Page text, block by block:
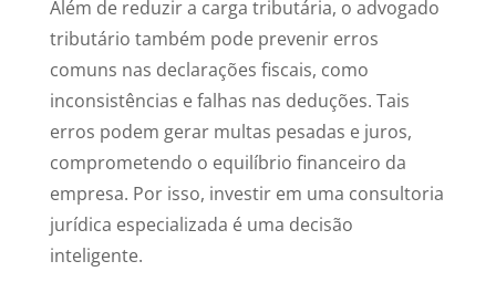
Além de reduzir a carga tributária, o advogado
tributário também pode prevenir erros
comuns nas declarações fiscais, como
inconsistências e falhas nas deduções. Tais
erros podem gerar multas pesadas e juros,
comprometendo o equilíbrio financeiro da
empresa. Por isso, investir em uma consultoria
jurídica especializada é uma decisão
inteligente.